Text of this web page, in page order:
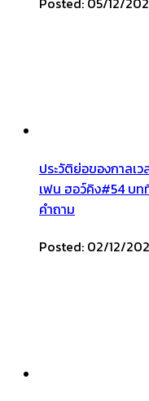
ประวัติย่อของกาลเ
เฟน ฮอว์คิง#54 บท
คำถาม
Posted: 02/12/